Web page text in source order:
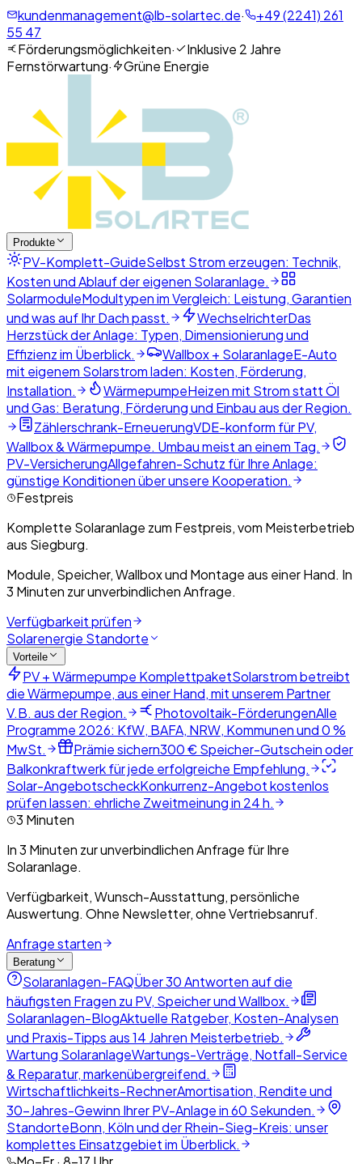
kundenmanagement@lb-solartec.de·
+49 (2241) 261
55 47
Förderungsmöglichkeiten·
Inklusive 2 Jahre
Fernstörwartung· Grüne Energie
Produkte
PV-Komplett-GuideSelbst Strom erzeugen: Technik,
Kosten und Ablauf der eigenen Solaranlage.
SolarmoduleModultypen im Vergleich: Leistung, Garantien
und was auf Ihr Dach passt.
WechselrichterDas
Herzstück der Anlage: Typen, Dimensionierung und
Effizienz im Überblick.
Wallbox + SolaranlageE-Auto
mit eigenem Solarstrom laden: Kosten, Förderung,
Installation.
WärmepumpeHeizen mit Strom statt Öl
und Gas: Beratung, Förderung und Einbau aus der Region.
Zählerschrank-ErneuerungVDE-konform für PV,
Wallbox & Wärmepumpe. Umbau meist an einem Tag.
PV-VersicherungAllgefahren-Schutz für Ihre Anlage:
günstige Konditionen über unsere Kooperation.
Festpreis
Komplette Solaranlage zum Festpreis, vom Meisterbetrieb
aus Siegburg.
Module, Speicher, Wallbox und Montage aus einer Hand. In
3 Minuten zur unverbindlichen Anfrage.
Verfügbarkeit prüfen
Solarenergie Standorte
Vorteile
PV + Wärmepumpe KomplettpaketSolarstrom betreibt
die Wärmepumpe, aus einer Hand, mit unserem Partner
V.B. aus der Region.
Photovoltaik-FörderungenAlle
Programme 2026: KfW, BAFA, NRW, Kommunen und 0 %
MwSt.
Prämie sichern300 € Speicher-Gutschein oder
Balkonkraftwerk für jede erfolgreiche Empfehlung.
Solar-AngebotscheckKonkurrenz-Angebot kostenlos
prüfen lassen: ehrliche Zweitmeinung in 24 h.
3 Minuten
In 3 Minuten zur unverbindlichen Anfrage für Ihre
Solaranlage.
Verfügbarkeit, Wunsch-Ausstattung, persönliche
Auswertung. Ohne Newsletter, ohne Vertriebsanruf.
Anfrage starten
Beratung
Solaranlagen-FAQÜber 30 Antworten auf die
häufigsten Fragen zu PV, Speicher und Wallbox.
Solaranlagen-BlogAktuelle Ratgeber, Kosten-Analysen
und Praxis-Tipps aus 14 Jahren Meisterbetrieb.
Wartung SolaranlageWartungs-Verträge, Notfall-Service
& Reparatur, markenübergreifend.
Wirtschaftlichkeits-RechnerAmortisation, Rendite und
30-Jahres-Gewinn Ihrer PV-Anlage in 60 Sekunden.
StandorteBonn, Köln und der Rhein-Sieg-Kreis: unser
komplettes Einsatzgebiet im Überblick.